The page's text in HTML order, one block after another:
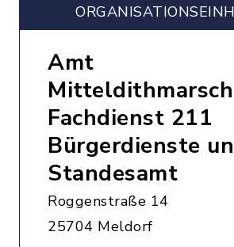
Amt
Fachdienst 211
Bürgerdienste
Standesamt
Roggenstraße 14
25704 Meldorf